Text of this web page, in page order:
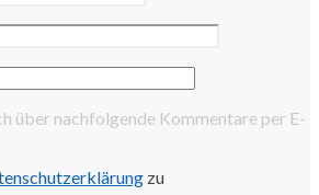
über nachfolgende Kommentare per E-
zu